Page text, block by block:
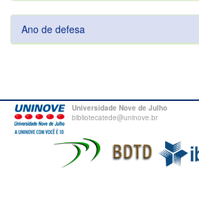
Ano de defesa
Universidade Nove de Julho
bibliotecatede@uninove.br